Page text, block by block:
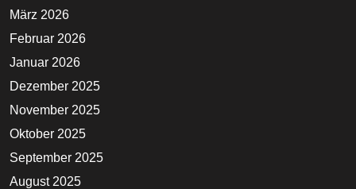
März 2026
Februar 2026
Januar 2026
Dezember 2025
November 2025
Oktober 2025
September 2025
August 2025